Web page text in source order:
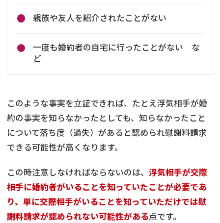
親族や友人を紹介されたことがない
一度も婚約者の自宅に行ったことがない な
ど
このような事実を立証できれば、たとえ浮気相手が婚
約の事実を知らなかったとしても、知らなかったこと
について落ち度（過失）があると認められ慰謝料請求
できる可能性が高くなります。
この時注意しなければならないのは、 浮気相手が交際
相手に婚約者がいることを知っていたことが必要であ
り、単に交際相手がいることを知っていただけでは慰
謝料請求が認められない可能性がある点です。